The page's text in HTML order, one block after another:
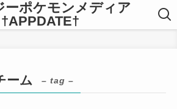
ーポケモンメディア
†APPDATE†
ーム – tag –